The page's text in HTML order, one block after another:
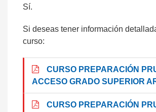
Sí.
Si deseas tener información
curso:
CURSO PREPARACIÓN
ACCESO GRADO SUPERIOR
CURSO PREPARACIÓN